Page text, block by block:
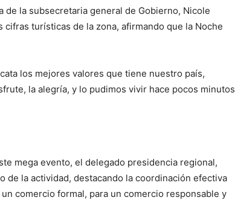
la subsecretaria general de Gobierno, Nicole
turísticas de la zona, afirmando que la Noche
los mejores valores que tiene nuestro país,
la alegría, y lo pudimos vivir hace pocos minutos
mega evento, el delegado presidencia regional,
la actividad, destacando la coordinación efectiva
comercio formal, para un comercio responsable y